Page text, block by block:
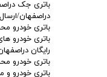
دراصفهان/
باتری خودرو
باتری خودرو
رایگان
باتری خودرو
باتری خودرو و